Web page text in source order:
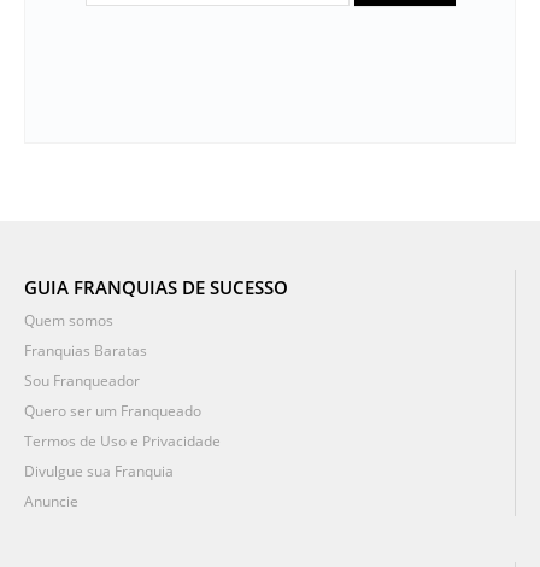
GUIA FRANQUIAS DE SUCESSO
Quem somos
Franquias Baratas
Sou Franqueador
Quero ser um Franqueado
Termos de Uso e Privacidade
Divulgue sua Franquia
Anuncie